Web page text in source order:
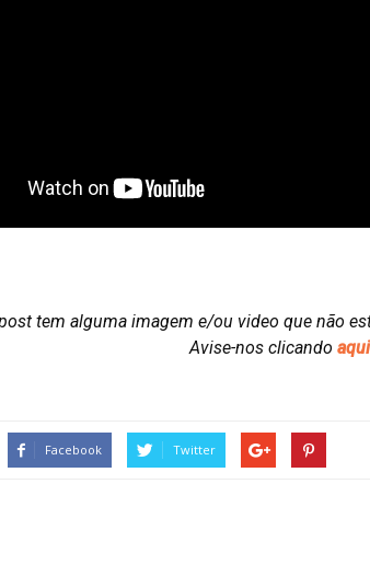
tem alguma imagem e/ou video que não
Avise-nos clicando aqui
Facebook Twitter